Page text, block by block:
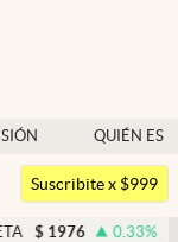
QUIÉN ES
QUIÉN
Argentina
Suscribite x $999
% DÓLAR MEP